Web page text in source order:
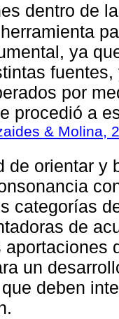
dentro de
ya
por
procedió a
& Molina,
de orientar y
categorías
de
aportaciones
un
deben